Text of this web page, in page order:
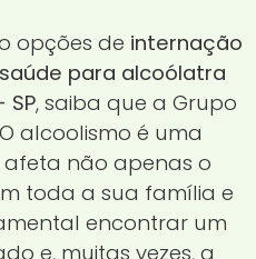
opções de internação
para alcoólatra
SP, saiba que a Grupo
alcoolismo é uma
não apenas o
toda a sua família e
encontrar um
e, muitas vezes, a